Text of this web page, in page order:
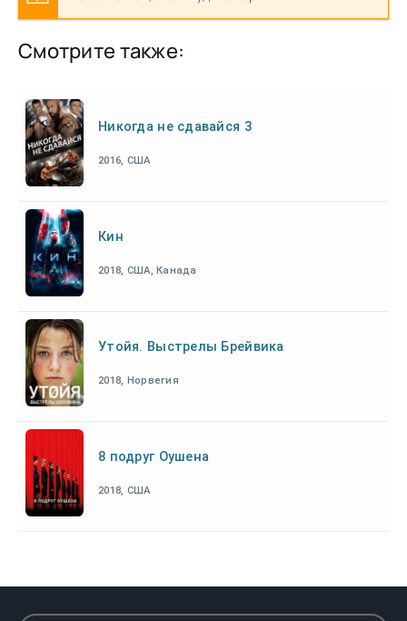
Смотрите также:
Никогда не сдавайся 3
2016, США
Кин
2018, США, Канада
Утойя. Выстрелы Брейвика
2018, Норвегия
8 подруг Оушена
2018, США